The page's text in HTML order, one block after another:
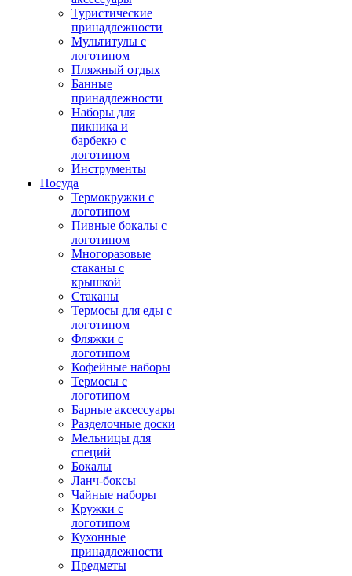
Туристические
принадлежности
Мультитулы с
логотипом
Пляжный отдых
Банные
принадлежности
Наборы для
пикника и
барбекю с
логотипом
Инструменты
Посуда
Термокружки с
логотипом
Пивные бокалы с
логотипом
Многоразовые
стаканы с
крышкой
Стаканы
Термосы для еды с
логотипом
Фляжки с
логотипом
Кофейные наборы
Термосы с
логотипом
Барные аксессуары
Разделочные доски
Мельницы для
специй
Бокалы
Ланч-боксы
Чайные наборы
Кружки с
логотипом
Кухонные
принадлежности
Предметы